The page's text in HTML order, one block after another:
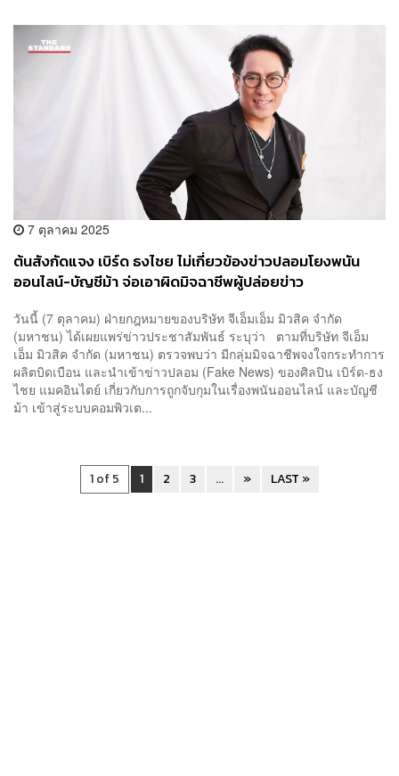
7 ตุลาคม 2025
ต้นสังกัดแจง เบิร์ด ธงไชย ไม่เกี่ยวข้องข่าวปลอมโยงพนัน
ออนไลน์-บัญชีม้า จ่อเอาผิดมิจฉาชีพผู้ปล่อยข่าว
วันนี้ (7 ตุลาคม) ฝ่ายกฎหมายของบริษัท จีเอ็มเอ็ม มิวสิค จำกัด
(มหาชน) ได้เผยแพร่ข่าวประชาสัมพันธ์ ระบุว่า ตามที่บริษัท จีเอ็ม
เอ็ม มิวสิค จำกัด (มหาชน) ตรวจพบว่า มีกลุ่มมิจฉาชีพจงใจกระทำการ
ผลิตบิดเบือน และนำเข้าข่าวปลอม (Fake News) ของศิลปิน เบิร์ด-ธง
ไชย แมคอินไตย์ เกี่ยวกับการถูกจับกุมในเรื่องพนันออนไลน์ และบัญชี
ม้า เข้าสู่ระบบคอมพิวเต...
1 of 5 1 2 3 ... » LAST »